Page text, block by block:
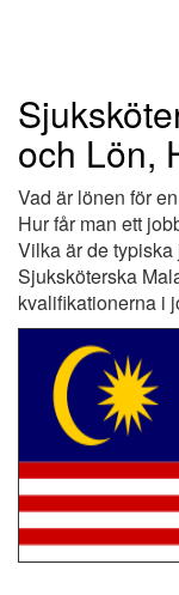
och Lön,
Vad är lönen för
Hur får man ett
Vilka är de
Sjuksköterska
kvalifikationerna i